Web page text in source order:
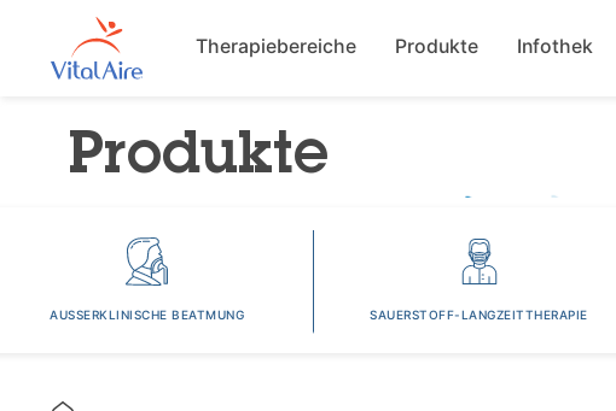
Main navigation
Therapiebereiche Produkte Infothek
Produkte
AUSSERKLINISCHE BEATMUNG SAUERSTOFF-LANGZEITTHERAPIE